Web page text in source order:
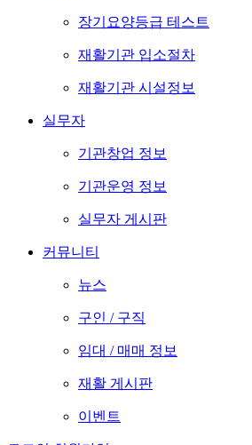
장기요양등급 테스트
재활기관 입소절차
재활기관 시설정보
실무자
기관창업 정보
기관운영 정보
실무자 게시판
커뮤니티
뉴스
구인 / 구직
임대 / 매매 정보
재활 게시판
이벤트